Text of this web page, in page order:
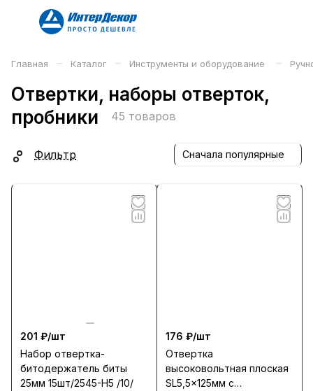
Главная – Каталог – Инструменты и оборудование –
Отвертки, наборы отверток,
пробники
45 товаров
Фильтр Сначала популярные
201 ₽/шт
Набор отвертка-
битодержатель биты
25мм 15шт/2545-Н5 /10/
176 ₽/шт
Отвертка
высоковольтная плоская
SL5,5x125мм с